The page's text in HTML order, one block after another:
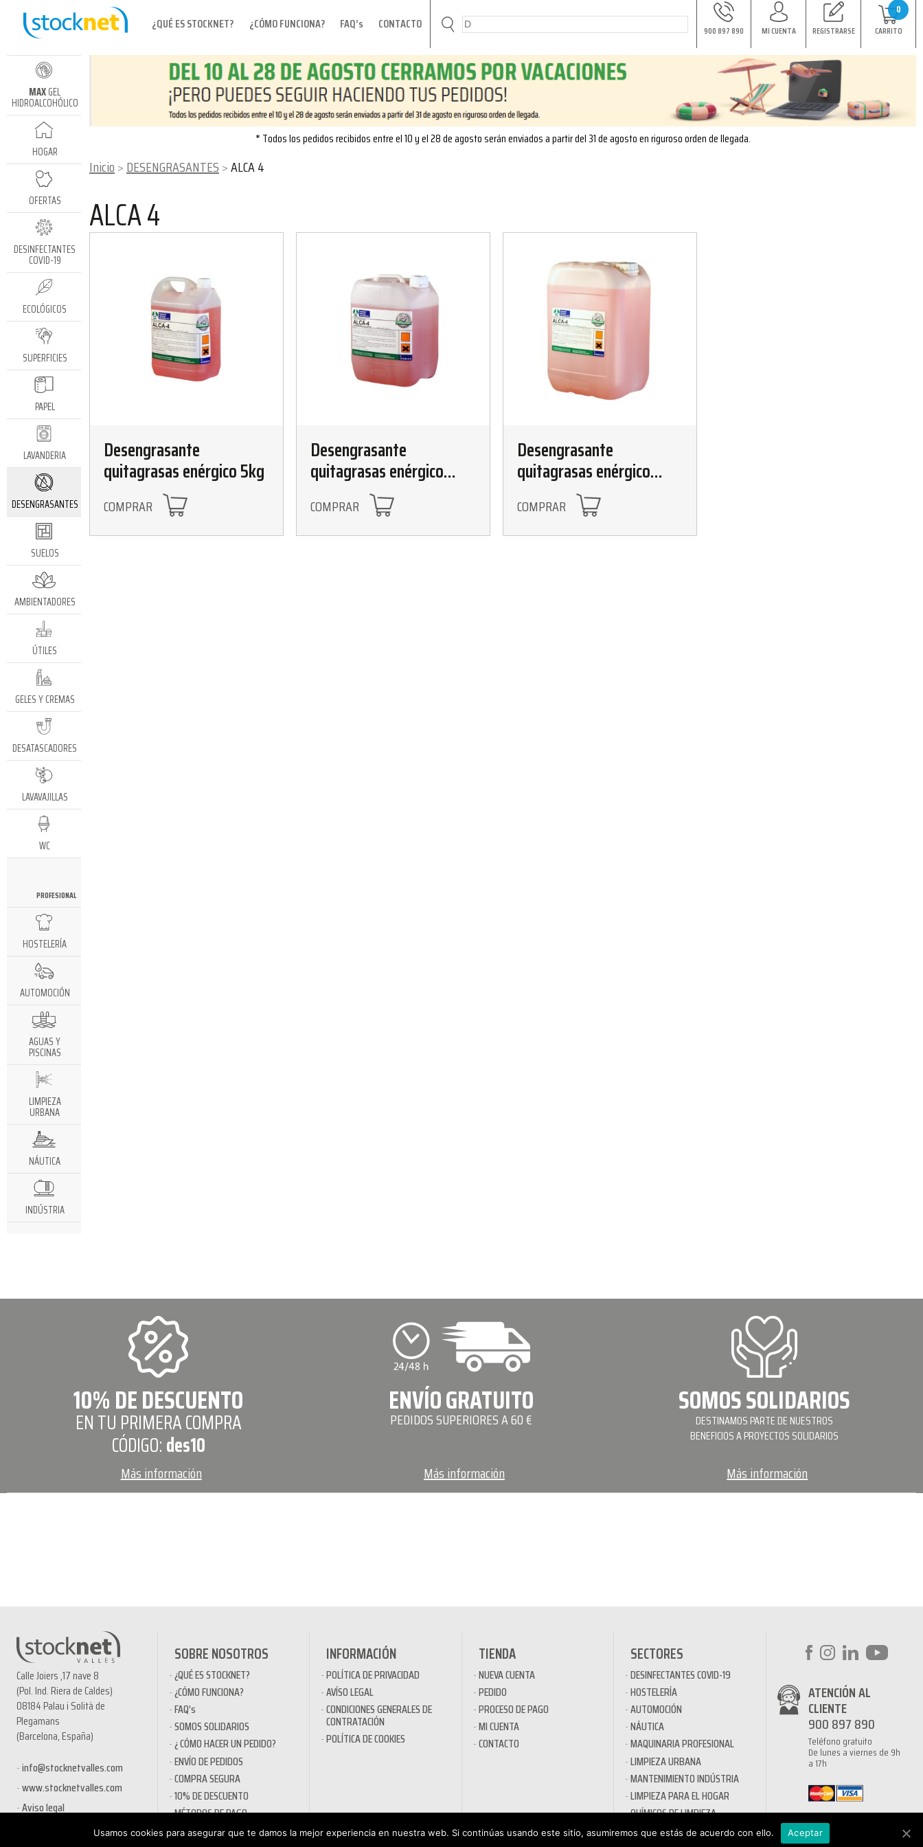
¿QUÉ ES STOCKNET? ¿CÓMO FUNCIONA? FAQ’s CONTACTO 900 897 890 MI CUENTA REGISTRARSE
0
CARRITO
MAXGEL
HIDROALCOHÓLICO
HOGAR
OFERTAS
DESINFECTANTES
COVID-19
ECOLÓGICOS
SUPERFICIES
PAPEL
LAVANDERIA
DESENGRASANTES
SUELOS
AMBIENTADORES
ÚTILES
GELES Y CREMAS
DESATASCADORES
LAVAVAJILLAS
WC
PROFESIONAL
HOSTELERÍA
AUTOMOCIÓN
AGUAS Y
PISCINAS
LIMPIEZA
URBANA
NÁUTICA
INDÚSTRIA
* Todos los pedidos recibidos entre el 10 y el 28 de agosto serán enviados a partir del 31 de agosto en riguroso orden de llegada.
Inicio DESENGRASANTES ALCA 4
ALCA 4
Desengrasante
quitagrasas enérgico 5kg
COMPRAR
Desengrasante
quitagrasas enérgico
COMPRAR
Desengrasante
quitagrasas enérgico
COMPRAR
10% DE DESCUENTO
EN TU PRIMERA COMPRA
CÓDIGO:des10
Más información
ENVÍO GRATUITO
PEDIDOS SUPERIORES A 60 €
Más información
SOMOS SOLIDARIOS
DESTINAMOS PARTE DE NUESTROS
BENEFICIOS A PROYECTOS SOLIDARIOS
Más información
Calle Joiers ,17 nave 8
(Pol. Ind. Riera de Caldes)
08184 Palau i Solità de
Plegamans
(Barcelona, España)
info@stocknetvalles.com
www.stocknetvalles.com
Aviso legal
SOBRE NOSOTROS
¿QUÉ ES STOCKNET?
¿CÓMO FUNCIONA?
FAQ’s
SOMOS SOLIDARIOS
¿ CÓMO HACER UN PEDIDO?
ENVÍO DE PEDIDOS
COMPRA SEGURA
10% DE DESCUENTO
MÉTODOS DE PAGO
PRODUCTOS EN OFERTA
INFORMACIÓN
POLÍTICA DE PRIVACIDAD
AVÍSO LEGAL
CONDICIONES GENERALES DE
CONTRATACIÓN
POLÍTICA DE COOKIES
TIENDA
NUEVA CUENTA
PEDIDO
PROCESO DE PAGO
MI CUENTA
CONTACTO
SECTORES
DESINFECTANTES COVID-19
HOSTELERÍA
AUTOMOCIÓN
NÁUTICA
MAQUINARIA PROFESIONAL
LIMPIEZA URBANA
MANTENIMIENTO INDÚSTRIA
LIMPIEZA PARA EL HOGAR
QUÍMICOS DE LIMPIEZA
ECOLÓGICOS
ATENCIÓN AL
CLIENTE
900 897 890
Teléfono gratuito
De lunes a viernes de 9h
a 17h
Usamos cookies para asegurar que te damos la mejor experiencia en nuestra web. Si continúas usando este sitio, asumiremos que estás de acuerdo con ello. Aceptar